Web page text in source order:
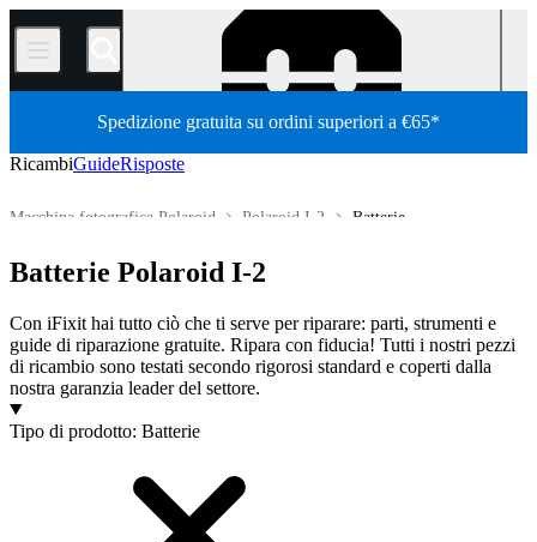
/
Spedizione gratuita su ordini superiori a €65*
RicambiGuideRisposte
Batterie
Polaroid I-2
Macchina fotografica Polaroid
Batterie Polaroid I-2
Con iFixit hai tutto ciò che ti serve per riparare: parti, strumenti e
guide di riparazione gratuite. Ripara con fiducia! Tutti i nostri pezzi
di ricambio sono testati secondo rigorosi standard e coperti dalla
nostra garanzia leader del settore.
Prodotti
Tipo di prodotto: Batterie